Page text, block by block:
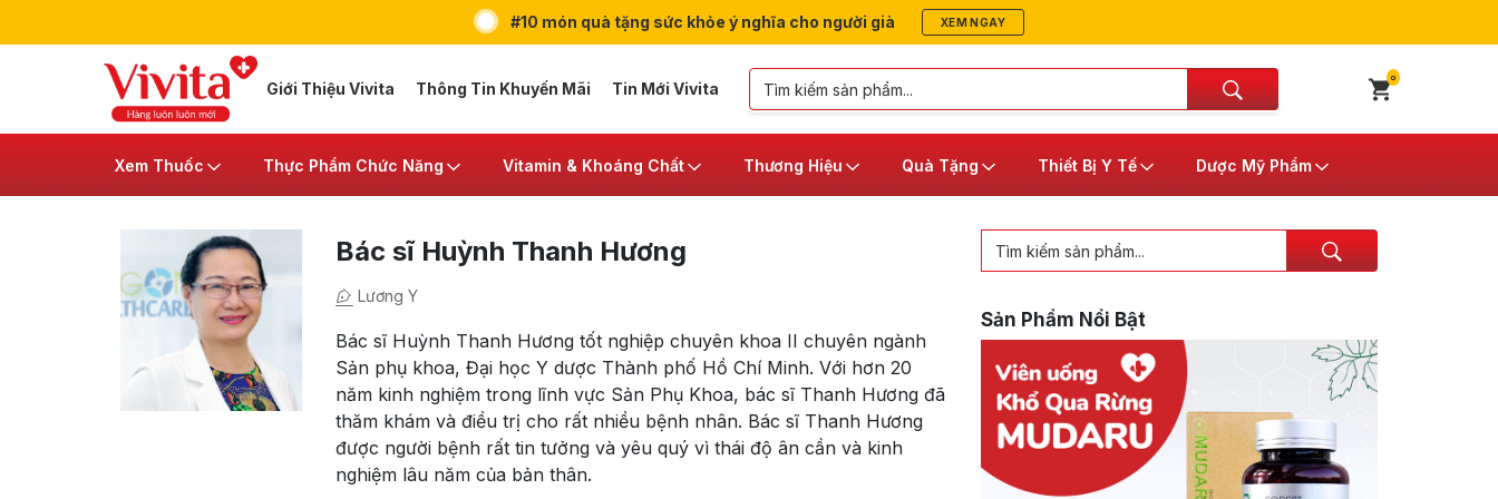
#10 món quà tặng sức khỏe ý nghĩa cho người già XEM NGAY
Giới Thiệu Vivita Thông Tin Khuyến Mãi Tin Mới Vivita
0
Xem Thuốc Thực Phẩm Chức Năng Vitamin & Khoáng Chất Thương Hiệu Quà Tặng Thiết Bị Y Tế Dược Mỹ Phẩm
Bác sĩ Huỳnh Thanh Hương
Lương Y
Bác sĩ Huỳnh Thanh Hương tốt nghiệp chuyên khoa II chuyên ngành
Sản phụ khoa, Đại học Y dược Thành phố Hồ Chí Minh. Với hơn 20
năm kinh nghiệm trong lĩnh vực Sản Phụ Khoa, bác sĩ Thanh Hương đã
thăm khám và điều trị cho rất nhiều bệnh nhân. Bác sĩ Thanh Hương
được người bệnh rất tin tưởng và yêu quý vì thái độ ân cần và kinh
nghiệm lâu năm của bản thân.
Sản Phẩm Nổi Bật